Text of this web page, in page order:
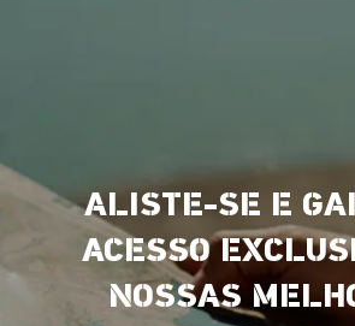
ALISTE-SE E
ACESSO
NOSSAS